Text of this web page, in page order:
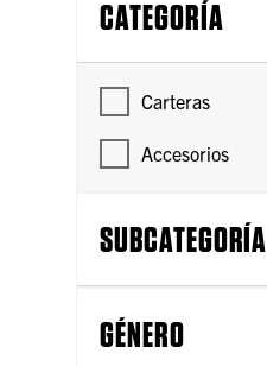
CATEGORÍA
Carteras
Accesorios
SUBCATEGORÍA
GÉNERO